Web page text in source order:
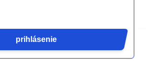
prihlásenie